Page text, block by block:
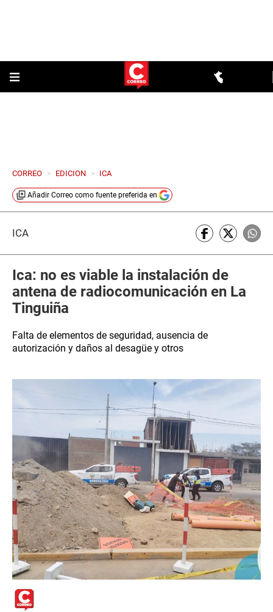
CORREO > EDICION > ICA
Añadir Correo como fuente preferida en
ICA
Ica: no es viable la instalación de
antena de radiocomunicación en La
Tinguiña
Falta de elementos de seguridad, ausencia de
autorización y daños al desagüe y otros